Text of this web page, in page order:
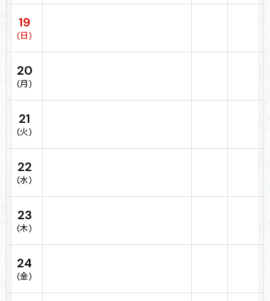
19
(日)
20
(月)
21
(火)
22
(水)
23
(木)
24
(金)